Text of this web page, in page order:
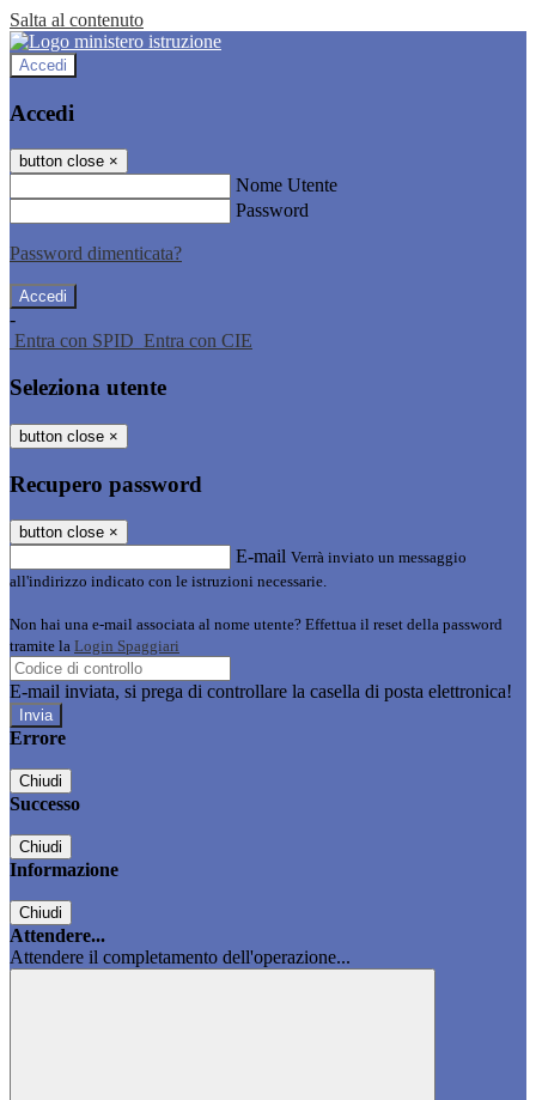
Salta al contenuto
Accedi
Accedi
button close ×
Nome Utente
Password
Password dimenticata?
-
Entra con SPID Entra con CIE
Seleziona utente
button close ×
Recupero password
button close ×
E-mail Verrà inviato un messaggio
all'indirizzo indicato con le istruzioni necessarie.
Non hai una e-mail associata al nome utente? Effettua il reset della password
tramite la Login Spaggiari
E-mail inviata, si prega di controllare la casella di posta elettronica!
Errore
Chiudi
Successo
Chiudi
Informazione
Chiudi
Attendere...
Attendere il completamento dell'operazione...